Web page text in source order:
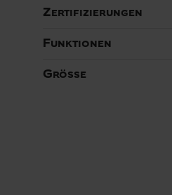
Zertifizierungen
Funktionen
Grösse